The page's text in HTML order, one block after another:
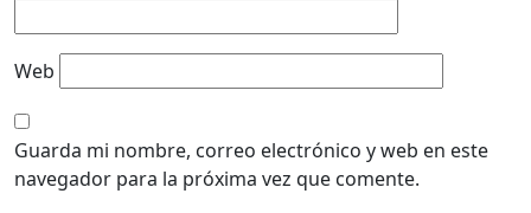
Web
Guarda mi nombre, correo electrónico y web en este
navegador para la próxima vez que comente.